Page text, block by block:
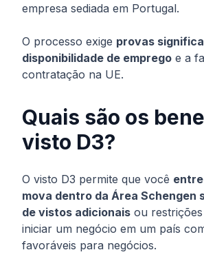
empresa sediada em Portugal.
O processo exige provas
disponibilidade de emprego e a
contratação na UE.
Quais são os
visto D3?
O visto D3 permite que você
mova dentro da Área Schengen
de vistos adicionais ou
iniciar um negócio em um país
favoráveis para negócios.